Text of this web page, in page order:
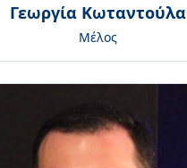
Γεωργία Κωταντούλα
Μέλος